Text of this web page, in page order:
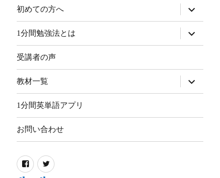
初めての方へ
ブ
メ
ニ
ュ
ー
開
1分間勉強法とは
ブ
メ
ー
を
展
開
受講者の声
教材一覧
ブ
メ
ー
開
1分間英単語アプリ
お問い合わせ
FacebookTwitter